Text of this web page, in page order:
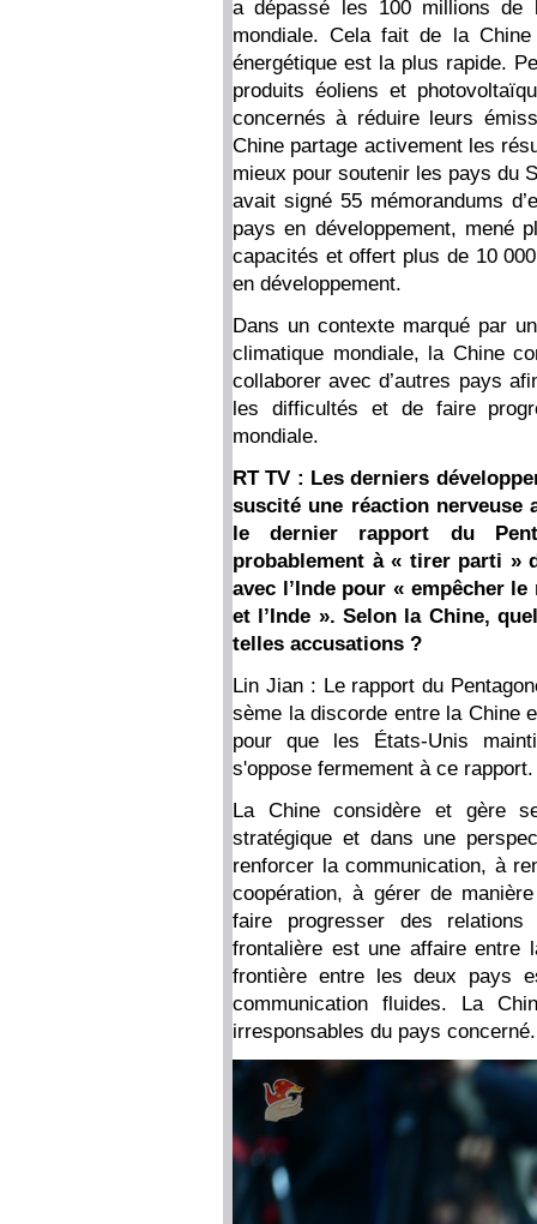
a dépassé les 100 millions
mondiale. Cela fait de la
énergétique est la plus rapide.
produits éoliens et
concernés à réduire leurs
Chine partage activement les
mieux pour soutenir les pays du
avait signé 55 mémorandums
pays en développement, mené
capacités et offert plus de 10
en développement.
Dans un contexte marqué par
climatique mondiale, la Chine
collaborer avec d’autres pays
les difficultés et de faire
mondiale.
RT TV : Les derniers
suscité une réaction nerveuse
le dernier rapport du
probablement à « tirer parti »
avec l’Inde pour « empêcher
et l’Inde ». Selon la Chine,
telles accusations ?
Lin Jian : Le rapport du
sème la discorde entre la Chine
pour que les États-Unis
s'oppose fermement à ce rapport.
La Chine considère et gère
stratégique et dans une
renforcer la communication, à
coopération, à gérer de
faire progresser des
frontalière est une affaire entre
frontière entre les deux pays
communication fluides. La
irresponsables du pays concerné.